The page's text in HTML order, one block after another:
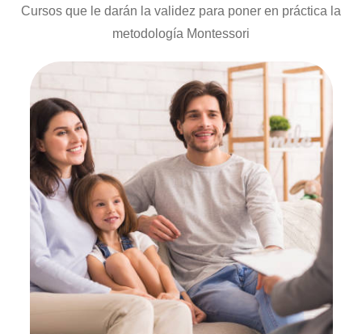
Cursos que le darán la validez para poner en práctica la
metodología Montessori